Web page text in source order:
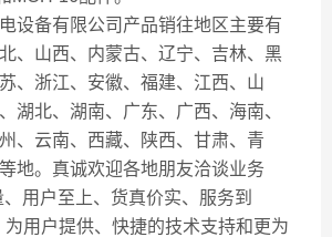
设备有限公司产品销往地区主要有
、山西、内蒙古、辽宁、吉林、黑
、浙江、安徽、福建、江西、山
湖北、湖南、广东、广西、海南、
、云南、西藏、陕西、甘肃、青
地。真诚欢迎各地朋友洽谈业务
用户至上、货真价实、服务到
用户提供、快捷的技术支持和更为